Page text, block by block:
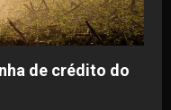
de crédito do